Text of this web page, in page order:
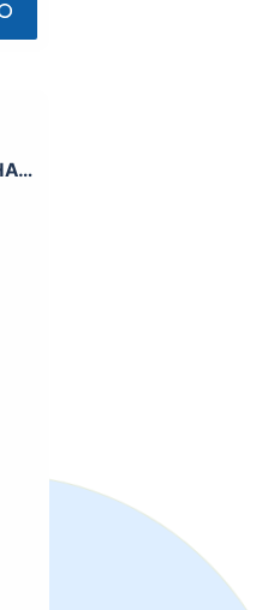
SATA KESÄÄ TUHAT YÖTÄ